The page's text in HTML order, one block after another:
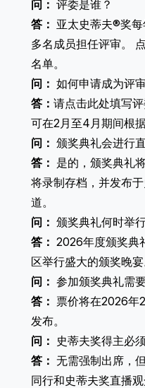
问： 评委是谁？
答： 亚太史蒂夫®奖
多名成员担任评审。
名单。
问： 如何申请成为评
答： 请点击此处填写
可在2月至4月期间根
问： 颁奖典礼会进行
答： 是的，颁奖典礼
将录制存档，并发布
道。
问： 颁奖典礼何时举
答： 2026年度颁奖典
区举行盛大的颁奖晚宴
问： 参加颁奖典礼需
答： 票价将在2026年
发布。
问： 史蒂夫奖得主必
答： 无需强制出席，
同行和史蒂夫奖直播